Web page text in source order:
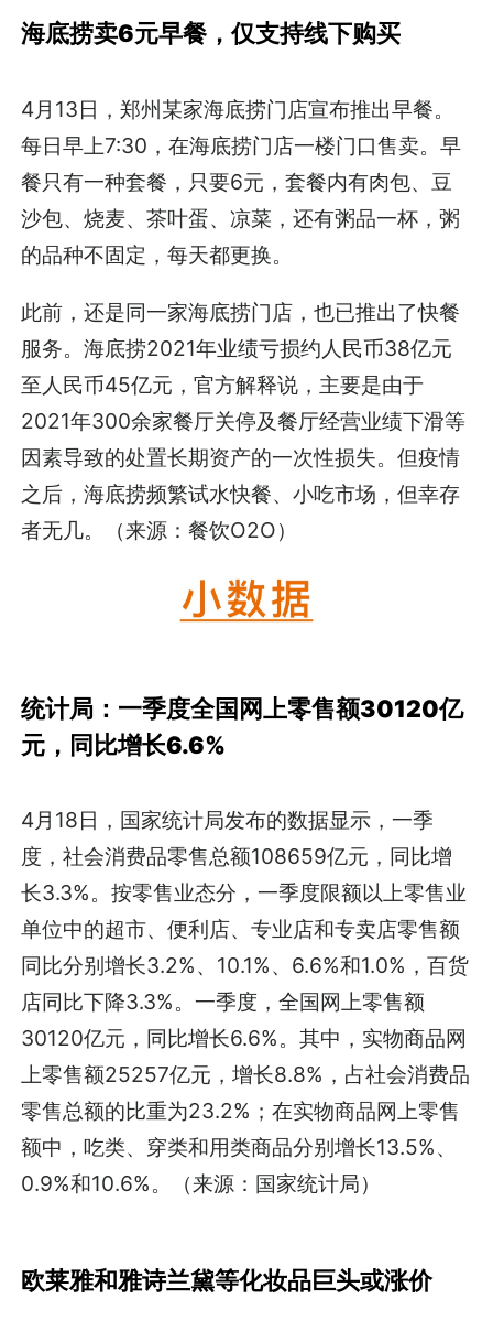
海底捞卖6元早餐，仅支持线下购买
4月13日，郑州某家海底捞门店宣布推出早餐。
每日早上7:30，在海底捞门店一楼门口售卖。早
餐只有一种套餐，只要6元，套餐内有肉包、豆
沙包、烧麦、茶叶蛋、凉菜，还有粥品一杯，粥
的品种不固定，每天都更换。
此前，还是同一家海底捞门店，也已推出了快餐
服务。海底捞2021年业绩亏损约人民币38亿元
至人民币45亿元，官方解释说，主要是由于
2021年300余家餐厅关停及餐厅经营业绩下滑等
因素导致的处置长期资产的一次性损失。但疫情
之后，海底捞频繁试水快餐、小吃市场，但幸存
者无几。（来源：餐饮O2O）
统计局：一季度全国网上零售额30120亿
元，同比增长6.6%
4月18日，国家统计局发布的数据显示，一季
度，社会消费品零售总额108659亿元，同比增
长3.3%。按零售业态分，一季度限额以上零售业
单位中的超市、便利店、专业店和专卖店零售额
同比分别增长3.2%、10.1%、6.6%和1.0%，百货
店同比下降3.3%。一季度，全国网上零售额
30120亿元，同比增长6.6%。其中，实物商品网
上零售额25257亿元，增长8.8%，占社会消费品
零售总额的比重为23.2%；在实物商品网上零售
额中，吃类、穿类和用类商品分别增长13.5%、
0.9%和10.6%。（来源：国家统计局）
欧莱雅和雅诗兰黛等化妆品巨头或涨价